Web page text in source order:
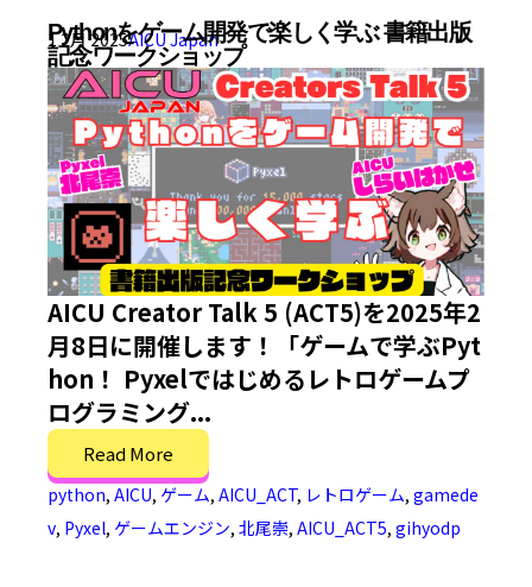
Pythonをゲーム開発で楽しく学ぶ 書籍出版
記念ワークショップ
1 2月 2025AICU Japan
AICU Creator Talk 5 (ACT5)を2025年2
月8日に開催します！「ゲームで学ぶPyt
hon！ Pyxelではじめるレトロゲームプ
ログラミング...
Read More
python, AICU, ゲーム, AICU_ACT, レトロゲーム, gamede
v, Pyxel, ゲームエンジン, 北尾崇, AICU_ACT5, gihyodp